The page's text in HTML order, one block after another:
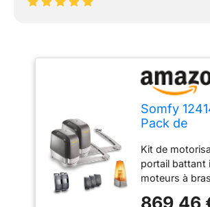
Somfy
Pack de
Portail
Lockyvia
3
Keytis, 1
Kit de
portail battant
moteurs à
869,46